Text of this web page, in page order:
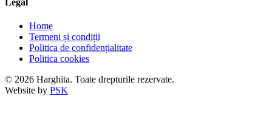
Legal
Home
Termeni și condiții
Politica de confidențialitate
Politica cookies
© 2026 Harghita. Toate drepturile rezervate.
Website by PSK